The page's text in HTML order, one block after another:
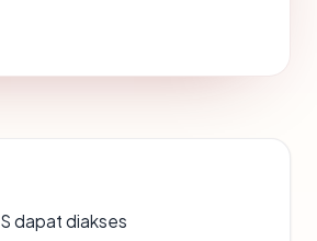
dapat diakses